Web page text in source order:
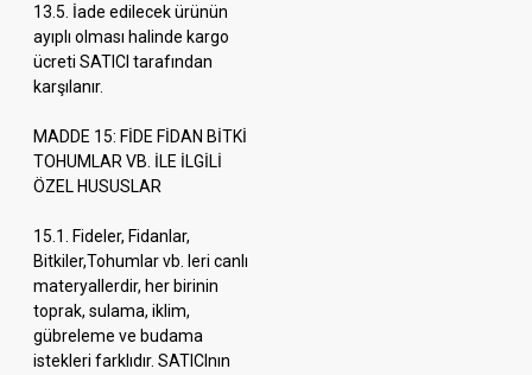
13.5. İade edilecek ürünün
ayıplı olması halinde kargo
ücreti SATICI tarafından
karşılanır.
MADDE 15: FİDE FİDAN BİTKİ
TOHUMLAR VB. İLE İLGİLİ
ÖZEL HUSUSLAR
15.1. Fideler, Fidanlar,
Bitkiler,Tohumlar vb. leri canlı
materyallerdir, her birinin
toprak, sulama, iklim,
gübreleme ve budama
istekleri farklıdır. SATICInın